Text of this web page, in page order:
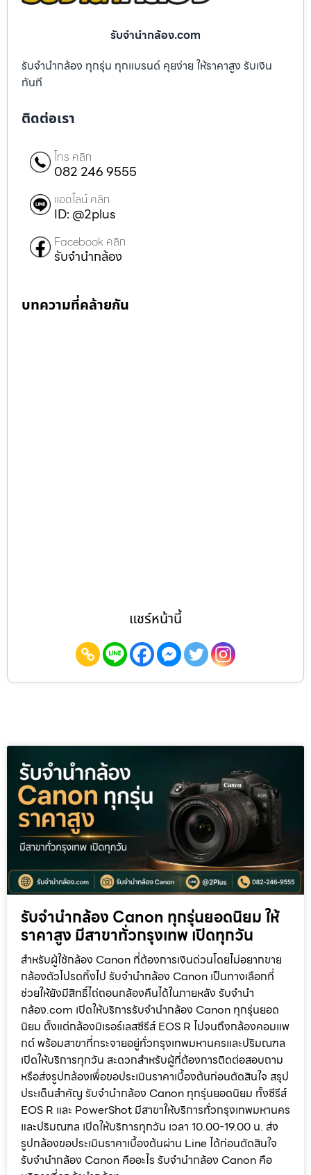
รับจํานํากล้อง.com
รับจำนำกล้อง ทุกรุ่น ทุกแบรนด์ คุยง่าย ให้ราคาสูง รับเงิน
ทันที
ติดต่อเรา
โทร คลิก
082 246 9555
แอดไลน์ คลิก
ID: @2plus
Facebook คลิก
รับจำนำกล้อง
บทความที่คล้ายกัน
แชร์หน้านี้
รับจำนำกล้อง Canon ทุกรุ่นยอดนิยม ให้
ราคาสูง มีสาขาทั่วกรุงเทพ เปิดทุกวัน
สำหรับผู้ใช้กล้อง Canon ที่ต้องการเงินด่วนโดยไม่อยากขาย
กล้องตัวโปรดทิ้งไป รับจำนำกล้อง Canon เป็นทางเลือกที่
ช่วยให้ยังมีสิทธิ์ไถ่ถอนกล้องคืนได้ในภายหลัง รับจำนำ
กล้อง.com เปิดให้บริการรับจำนำกล้อง Canon ทุกรุ่นยอด
นิยม ตั้งแต่กล้องมิเรอร์เลสซีรีส์ EOS R ไปจนถึงกล้องคอมแพ
กต์ พร้อมสาขาที่กระจายอยู่ทั่วกรุงเทพมหานครและปริมณฑล
เปิดให้บริการทุกวัน สะดวกสำหรับผู้ที่ต้องการติดต่อสอบถาม
หรือส่งรูปกล้องเพื่อขอประเมินราคาเบื้องต้นก่อนตัดสินใจ สรุป
ประเด็นสำคัญ รับจำนำกล้อง Canon ทุกรุ่นยอดนิยม ทั้งซีรีส์
EOS R และ PowerShot มีสาขาให้บริการทั่วกรุงเทพมหานคร
และปริมณฑล เปิดให้บริการทุกวัน เวลา 10.00-19.00 น. ส่ง
รูปกล้องขอประเมินราคาเบื้องต้นผ่าน Line ได้ก่อนตัดสินใจ
รับจำนำกล้อง Canon คืออะไร รับจำนำกล้อง Canon คือ